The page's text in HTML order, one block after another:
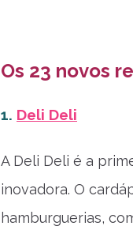
Os 23 novos
1. Deli Deli
A Deli Deli é a
inovadora. O
hamburguerias,